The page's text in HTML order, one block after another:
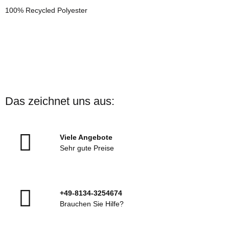
100% Recycled Polyester
Das zeichnet uns aus:
Viele Angebote
Sehr gute Preise
+49-8134-3254674
Brauchen Sie Hilfe?